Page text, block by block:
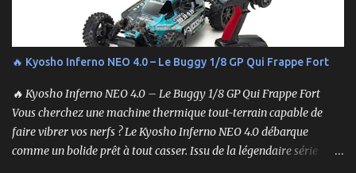
🔥 Kyosho Inferno NEO 4.0 – Le Buggy 1/8 GP Qui Frappe Fort
🔥 Kyosho Inferno NEO 4.0 – Le Buggy 1/8 GP Qui Frappe Fort
Vous cherchez une machine thermique tout-terrain capable de
faire vibrer vos nerfs ? Le Kyosho Inferno NEO 4.0 débarque
comme un bolide prêt à tout casser. Issu de la légendaire série